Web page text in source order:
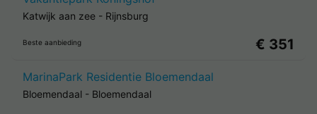
Katwijk aan zee - Rijnsburg
Beste aanbieding € 351
MarinaPark Residentie Bloemendaal
Bloemendaal - Bloemendaal